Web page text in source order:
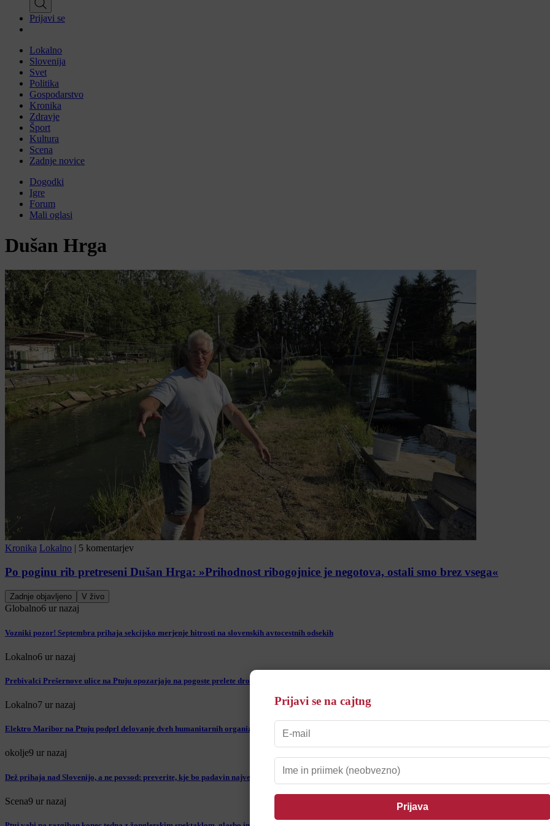
Prijavi se
Lokalno
Slovenija
Svet
Politika
Gospodarstvo
Kronika
Zdravje
Šport
Kultura
Scena
Zadnje novice
Dogodki
Igre
Forum
Mali oglasi
Dušan Hrga
Kronika Lokalno | 5 komentarjev
Po poginu rib pretreseni Dušan Hrga: »Prihodnost ribogojnice je negotova, ostali smo brez vsega«
Zadnje objavljeno V živo
Globalno6 ur nazaj
Vozniki pozor! Septembra prihaja sekcijsko merjenje hitrosti na slovenskih avtocestnih odsekih
Lokalno6 ur nazaj
Prebivalci Prešernove ulice na Ptuju opozarjajo na pogoste prelete drona: »Počutimo se nadzorovane«
Lokalno7 ur nazaj
Elektro Maribor na Ptuju podprl delovanje dveh humanitarnih organizacij
okolje9 ur nazaj
Dež prihaja nad Slovenijo, a ne povsod: preverite, kje bo padavin največ
Scena9 ur nazaj
Prijavi se na cajtng